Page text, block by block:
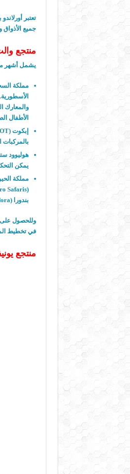
تعتبر
جميع الأذواق
منتجع
يشمل أشهر
مملكة
والمعارك
الأطفال
إبكوت (EPCOT)
هوليوود
يمكن
مملكة
(Kilimanjaro Safaris)
بندورا
(Pandora)
وللحصول على
في تخطيط
منتجع